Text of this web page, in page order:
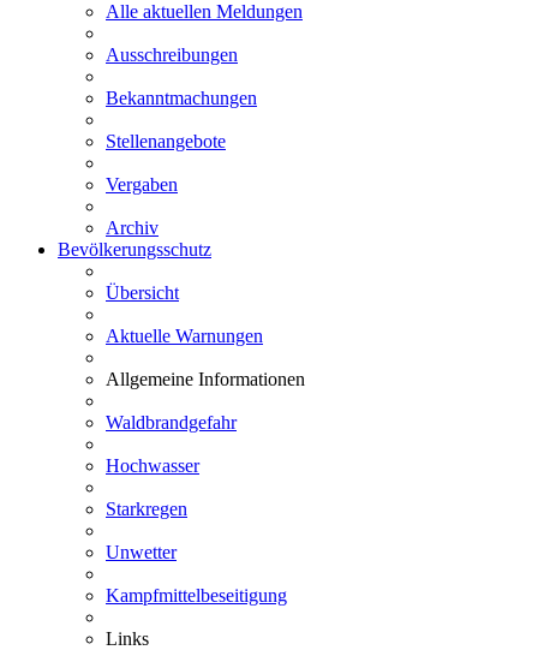
Alle aktuellen Meldungen
Ausschreibungen
Bekanntmachungen
Stellenangebote
Vergaben
Archiv
Bevölkerungsschutz
Übersicht
Aktuelle Warnungen
Allgemeine Informationen
Waldbrandgefahr
Hochwasser
Starkregen
Unwetter
Kampfmittelbeseitigung
Links